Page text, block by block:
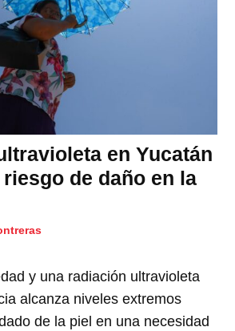
en Yucatán
de daño en la
y una radiación ultravioleta
alcanza niveles extremos
de la piel en una necesidad